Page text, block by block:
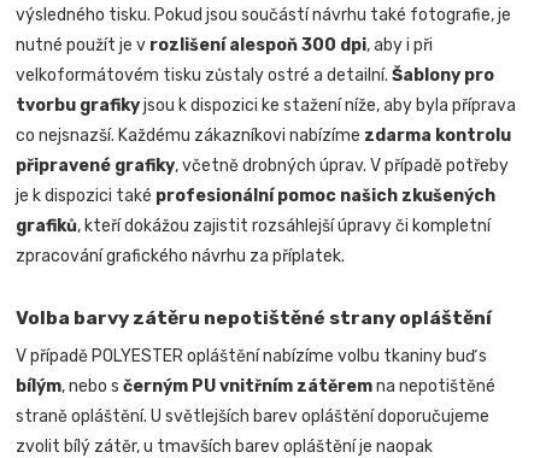
výsledného tisku. Pokud jsou součástí návrhu také fotografie, je
nutné použít je v rozlišení alespoň 300 dpi, aby i při
velkoformátovém tisku zůstaly ostré a detailní.Šablony pro
tvorbu grafikyjsou k dispozici ke stažení níže, aby byla příprava
co nejsnazší. Každému zákazníkovi nabízíme zdarma kontrolu
připravené grafiky, včetně drobných úprav. V případě potřeby
je k dispozici také profesionální pomoc našich zkušených
grafiků, kteří dokážou zajistit rozsáhlejší úpravy či kompletní
zpracování grafického návrhu za příplatek.
Volba barvy zátěru nepotištěné strany opláštění
V případě POLYESTER opláštění nabízíme volbu tkaniny buď s
bílým, nebo sčerným PU vnitřním zátěremna nepotištěné
straně opláštění. U světlejších barev opláštění doporučujeme
zvolit bílý zátěr, u tmavších barev opláštění je naopak